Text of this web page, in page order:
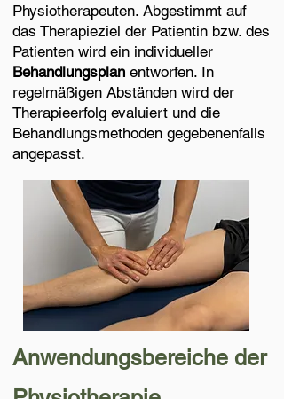
Physiotherapeuten. Abgestimmt auf
das Therapieziel der Patientin bzw. des
Patienten wird ein individueller
Behandlungsplan entworfen. In
regelmäßigen Abständen wird der
Therapieerfolg evaluiert und die
Behandlungsmethoden gegebenenfalls
angepasst.
Anwendungsbereiche der